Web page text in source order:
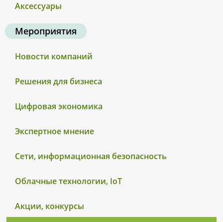
Аксессуары
Мероприятия
Новости компаний
Решения для бизнеса
Цифровая экономика
Экспертное мнение
Сети, информационная безопасность
Облачные технологии, IoT
Акции, конкурсы